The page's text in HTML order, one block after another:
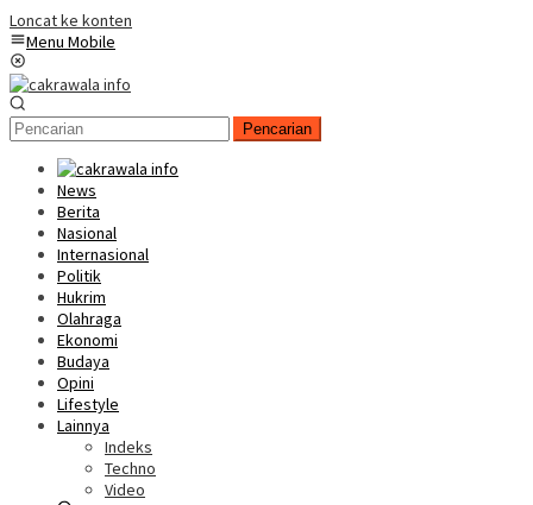
Loncat ke konten
Menu Mobile
Pencarian
News
Berita
Nasional
Internasional
Politik
Hukrim
Olahraga
Ekonomi
Budaya
Opini
Lifestyle
Lainnya
Indeks
Techno
Video